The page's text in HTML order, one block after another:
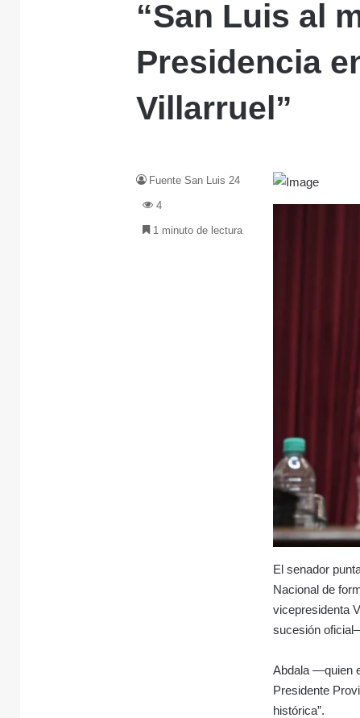
“San Luis al
Presidencia
Villarruel”
El senador
Nacional de
vicepresidenta
sucesión
Abdala —quien
Presidente
histórica”.
Fuente San Luis 24
4
1 minuto de lectura